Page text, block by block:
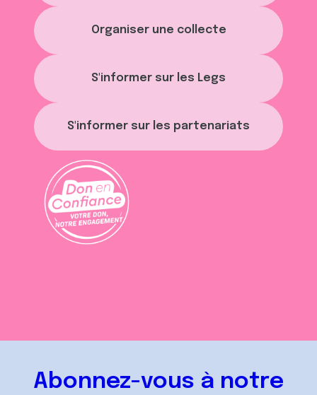
Organiser une collecte
S'informer sur les Legs
S'informer sur les partenariats
Abonnez-vous à notre